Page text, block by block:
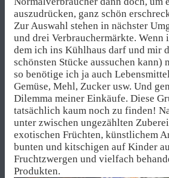
auszudrücken, ganz schön
Zur Auswahl stehen in nächster
und drei Verbrauchermärkte. Wenn
dem ich ins Kühlhaus darf und mir
schönsten Stücke aussuchen kann)
so benötige ich ja auch
Gemüse, Mehl, Zucker usw. Und
Dilemma meiner Einkäufe. Diese
tatsächlich kaum noch zu finden!
unter zwischen ungezählten
exotischen Früchten, künstlichem
bunten und kitschigen auf Kinder
Fruchtzwergen und vielfach
Produkten.